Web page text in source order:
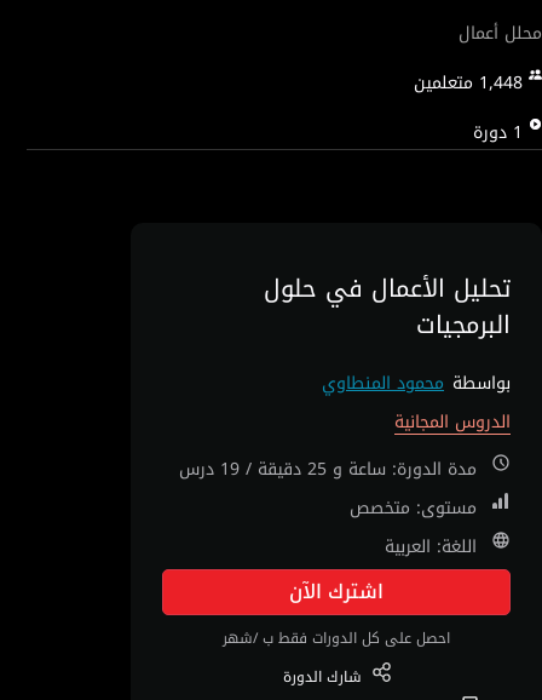
محلل أعمال
1,448 متعلمين
1 دورة
تحليل الأعمال في حلول
البرمجيات
بواسطة محمود المنطاوي
الدروس المجانية
مدة الدورة: ساعة و 25 دقيقة / 19 درس
مستوى: متخصص
اللغة: العربية
اشترك الآن
احصل على كل الدورات فقط ب /شهر
شاركالدورة